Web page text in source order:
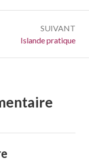
SUIVANT
Suivant :
Islande pratique